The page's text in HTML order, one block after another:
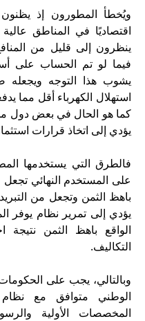
ويُخطأ المطورون إذ
اقتصاديًا في المناطق
ينظرون إلى قليل من
فيما لو تم الحساب على
يشوب هذا التوجه ويجعله
استهلال الكهرباء أقل مما
كما هو الحال في بعض دول
يؤدي إلى اتخاذ قرارات
فالطرق التي يستخدمها
على المستخدم النهائي تجعل
باهظ الثمن وتجعل من
يؤدي إلى تمرير نظام يوفر
الواقع باهظ الثمن
التكاليف.
وبالتالي، يجب على
الوطني متوافق مع
المخصصات الأولية